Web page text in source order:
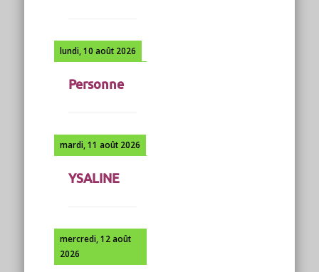
lundi, 10 août 2026
Personne
mardi, 11 août 2026
YSALINE
mercredi, 12 août
2026